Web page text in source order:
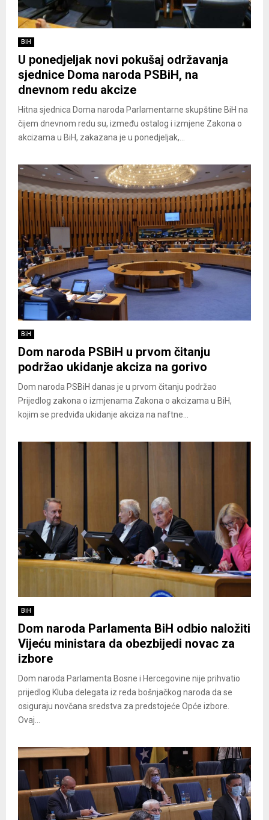
BiH
U ponedjeljak novi pokušaj održavanja
sjednice Doma naroda PSBiH, na
dnevnom redu akcize
Hitna sjednica Doma naroda Parlamentarne skupštine BiH na
čijem dnevnom redu su, između ostalog i izmjene Zakona o
akcizama u BiH, zakazana je u ponedjeljak,...
BiH
Dom naroda PSBiH u prvom čitanju
podržao ukidanje akciza na gorivo
Dom naroda PSBiH danas je u prvom čitanju podržao
Prijedlog zakona o izmjenama Zakona o akcizama u BiH,
kojim se predviđa ukidanje akciza na naftne...
BiH
Dom naroda Parlamenta BiH odbio naložiti
Vijeću ministara da obezbijedi novac za
izbore
Dom naroda Parlamenta Bosne i Hercegovine nije prihvatio
prijedlog Kluba delegata iz reda bošnjačkog naroda da se
osiguraju novčana sredstva za predstojeće Opće izbore.
Ovaj...